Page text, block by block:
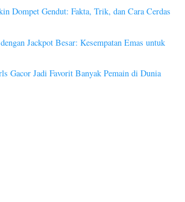
Dompet Gendut: Fakta, Trik, dan Cara Cerdas
Jackpot Besar: Kesempatan Emas untuk
Gacor Jadi Favorit Banyak Pemain di Dunia